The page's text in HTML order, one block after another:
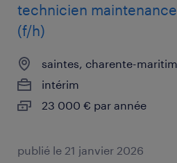
technicien
(f/h)
saintes, charente-
intérim
23 000 € par année
publié le 21 janvier 2026